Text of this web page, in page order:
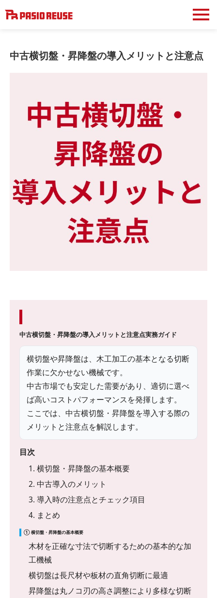
中古横切盤・昇降盤の導入メリットと注意点
中古横切盤・昇降盤の導入メリットと注意点実務ガイド
横切盤や昇降盤は、木工加工の基本となる切断
作業に欠かせない機械です。
中古市場でも安定した需要があり、適切に選べ
ば高いコストパフォーマンスを発揮します。
ここでは、中古横切盤・昇降盤を導入する際の
メリットと注意点を解説します。
目次
1. 横切盤・昇降盤の基本概要
2. 中古導入のメリット
3. 導入時の注意点とチェック項目
4. まとめ
① 横切盤・昇降盤の基本概要
木材を正確な寸法で切断するための基本的な加
工機械
横切盤は長尺材や板材の直角切断に最適
昇降盤は丸ノコ刃の高さ調整により多様な切断